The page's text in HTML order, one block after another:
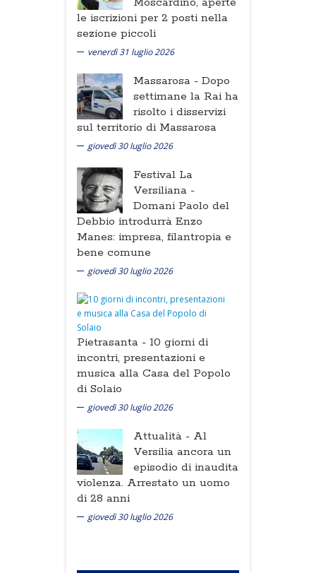
le iscrizioni per 2 posti nella
sezione piccoli
venerdì 31 luglio 2026
Massarosa - Dopo
settimane la Rai ha
risolto i disservizi
sul territorio di Massarosa
giovedì 30 luglio 2026
Festival La
Versiliana -
Domani Paolo del
Debbio introdurrà Enzo
Manes: impresa, filantropia e
bene comune
giovedì 30 luglio 2026
Pietrasanta - 10 giorni di
incontri, presentazioni e
musica alla Casa del Popolo
di Solaio
giovedì 30 luglio 2026
Attualità - Al
Versilia ancora un
episodio di inaudita
violenza. Arrestato un uomo
di 28 anni
giovedì 30 luglio 2026